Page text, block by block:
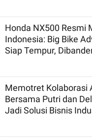
Honda NX500 Resmi
Indonesia: Big Bike
Siap Tempur,
Memotret Kolaborasi
Bersama Putri dan
Jadi Solusi Bisnis